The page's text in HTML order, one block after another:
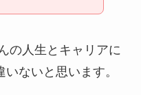
の人生とキャリアに
ないと思います。